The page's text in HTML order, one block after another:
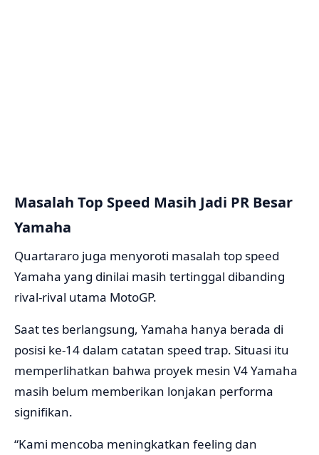
Masalah Top Speed Masih Jadi PR Besar
Yamaha
Quartararo juga menyoroti masalah top speed
Yamaha yang dinilai masih tertinggal dibanding
rival-rival utama MotoGP.
Saat tes berlangsung, Yamaha hanya berada di
posisi ke-14 dalam catatan speed trap. Situasi itu
memperlihatkan bahwa proyek mesin V4 Yamaha
masih belum memberikan lonjakan performa
signifikan.
“Kami mencoba meningkatkan feeling dan